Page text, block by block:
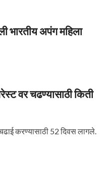
भारतीय अपंग महिला
वर चढण्यासाठी किती
करण्यासाठी 52 दिवस लागले.